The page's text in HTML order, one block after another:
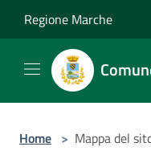
Regione Marche
Home > Mappa del